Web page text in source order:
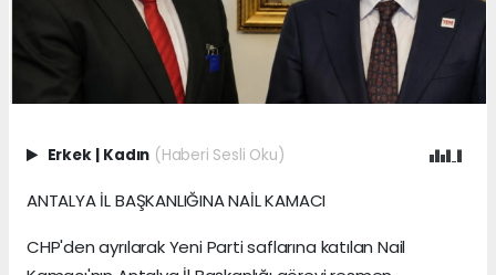
Erkek | Kadın (Haberi Sesli Oku)
ANTALYA İL BAŞKANLIĞINA NAİL KAMACI
CHP'den ayrılarak Yeni Parti saflarına katılan Nail